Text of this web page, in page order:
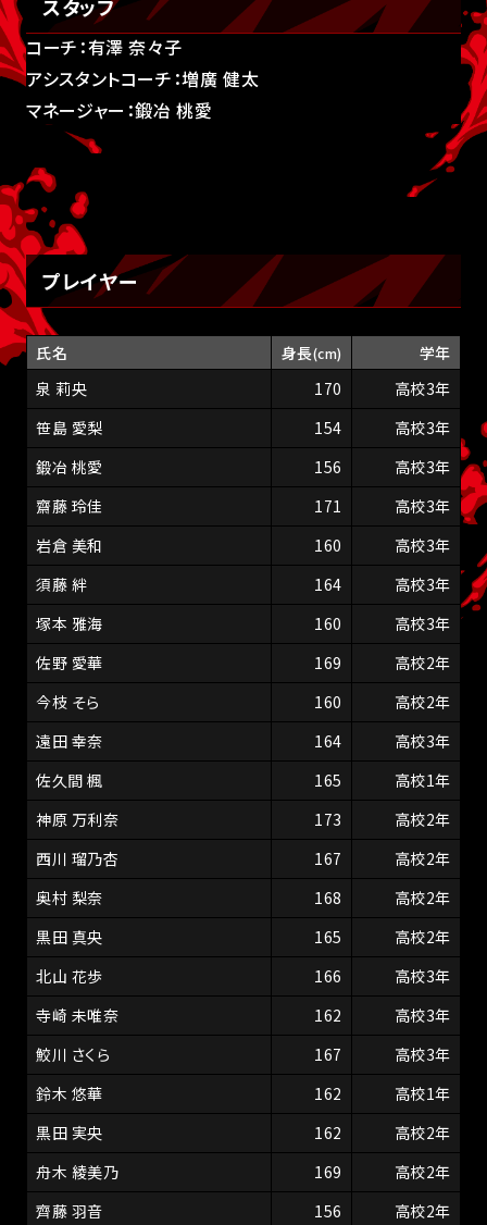
スタッフ
コーチ：有澤 奈々子
アシスタントコーチ：増廣 健太
マネージャー：鍛冶 桃愛
プレイヤー
氏名 身長(cm)
学年
泉 莉央
170
高校3年
笹島 愛梨
154
高校3年
鍛冶 桃愛
156
高校3年
齋藤 玲佳
171
高校3年
岩倉 美和
160
高校3年
須藤 絆
164
高校3年
塚本 雅海
160
高校3年
佐野 愛華
169
高校2年
今枝 そら
160
高校2年
遠田 幸奈
164
高校3年
佐久間 楓
165
高校1年
神原 万利奈
173
高校2年
西川 瑠乃杏
167
高校2年
奥村 梨奈
168
高校2年
黒田 真央
165
高校2年
北山 花歩
166
高校3年
寺崎 未唯奈
162
高校3年
鮫川 さくら
167
高校3年
鈴木 悠華
162
高校1年
黒田 実央
162
高校2年
舟木 綾美乃
169
高校2年
齊藤 羽音
156 高校2年